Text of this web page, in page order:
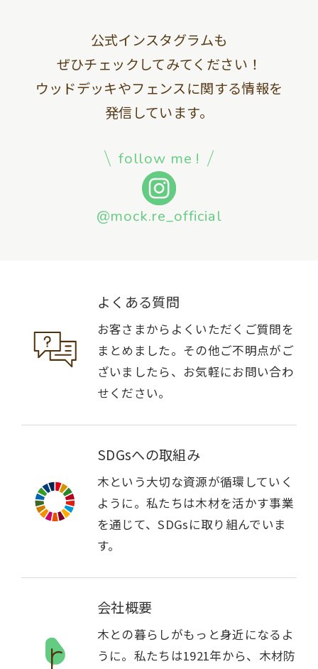
公式インスタグラムも
ぜひチェックしてみてください！
ウッドデッキやフェンスに関する情報を
発信しています。
follow me !
@mock.re_official
よくある質問
お客さまからよくいただくご質問を
まとめました。その他ご不明点がご
ざいましたら、お気軽にお問い合わ
せください。
SDGsへの取組み
木という大切な資源が循環していく
ように。私たちは木材を活かす事業
を通じて、SDGsに取り組んでいま
す。
会社概要
木との暮らしがもっと身近になるよ
うに。私たちは1921年から、木材防